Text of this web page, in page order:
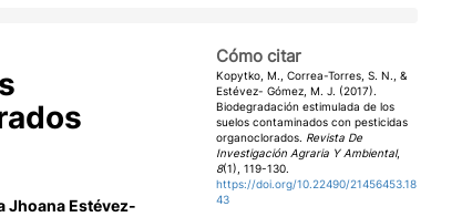
Jhoana Estévez-
Cómo citar
Kopytko, M., Correa-Torres, S. N., &
Estévez- Gómez, M. J. (2017).
Biodegradación estimulada de los
suelos contaminados con pesticidas
organoclorados. Revista De
Investigación Agraria Y Ambiental,
8(1), 119-130.
https://doi.org/10.22490/21456453.18
43